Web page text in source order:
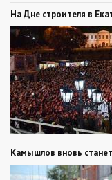
На Дне строителя в
Камышлов вновь